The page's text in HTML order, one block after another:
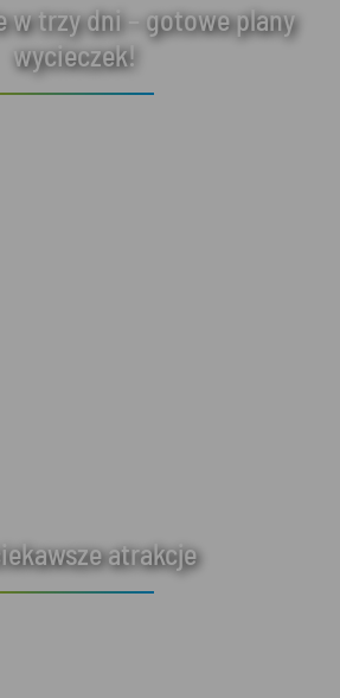
w trzy dni – gotowe plany
wycieczek!
atrakcje